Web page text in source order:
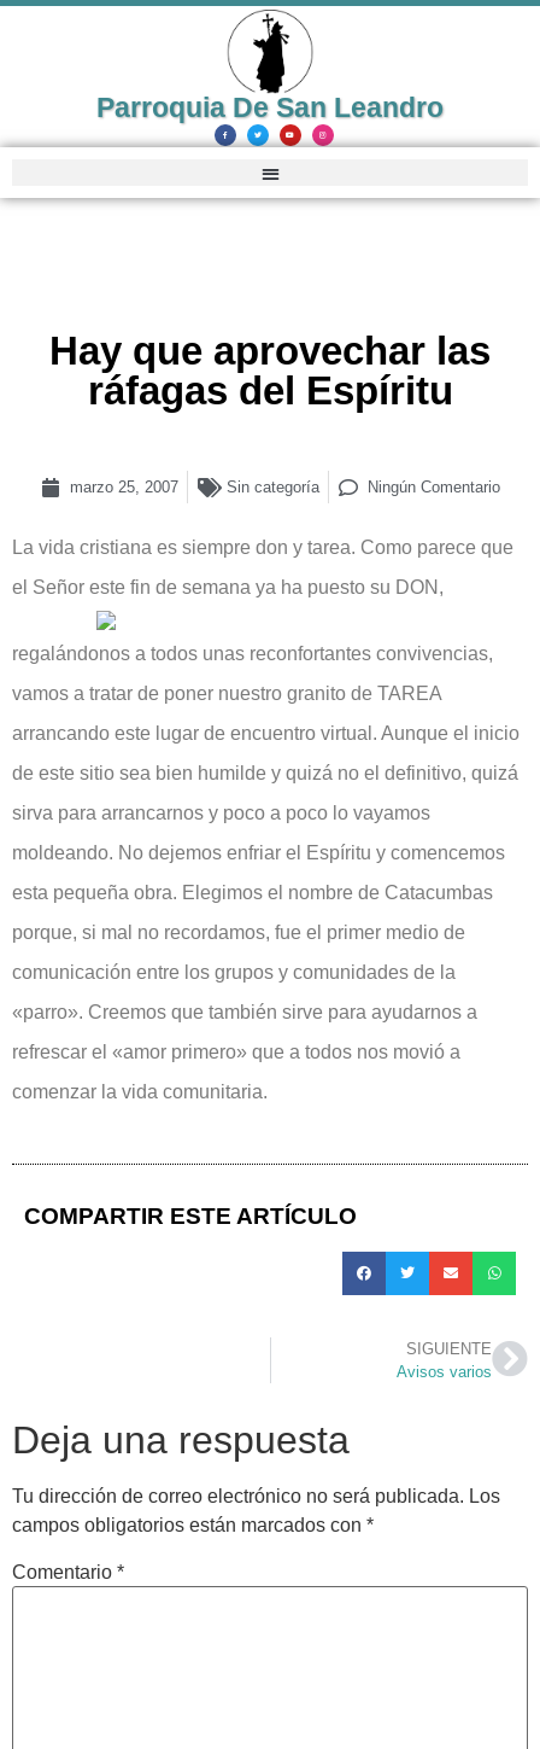
Parroquia De San Leandro
Hay que aprovechar las
ráfagas del Espíritu
marzo 25, 2007 Sin categoría Ningún Comentario
La vida cristiana es siempre don y tarea. Como parece que
el Señor este fin de semana ya ha puesto su DON,
regalándonos a todos unas reconfortantes convivencias,
vamos a tratar de poner nuestro granito de TAREA
arrancando este lugar de encuentro virtual. Aunque el inicio
de este sitio sea bien humilde y quizá no el definitivo, quizá
sirva para arrancarnos y poco a poco lo vayamos
moldeando. No dejemos enfriar el Espíritu y comencemos
esta pequeña obra. Elegimos el nombre de Catacumbas
porque, si mal no recordamos, fue el primer medio de
comunicación entre los grupos y comunidades de la
«parro». Creemos que también sirve para ayudarnos a
refrescar el «amor primero» que a todos nos movió a
comenzar la vida comunitaria.
COMPARTIR ESTE ARTÍCULO
SIGUIENTE
Avisos varios
Deja una respuesta
Tu dirección de correo electrónico no será publicada. Los
campos obligatorios están marcados con *
Comentario *